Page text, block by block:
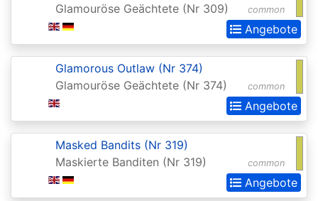
Forgotten
Realms
Adventures
Forgotten
Realms:
Aether
common
Glamouröse Geächtete (Nr 309)
Angebote
common
Glamorous Outlaw (Nr 374)
Glamouröse Geächtete (Nr 374)
Angebote
common
Masked Bandits (Nr 319)
Maskierte Banditen (Nr 319)
Angebote